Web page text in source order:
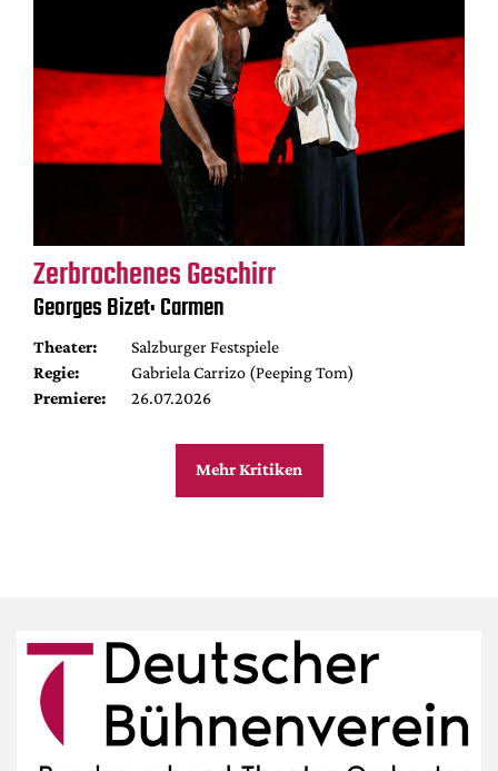
Zerbrochenes Geschirr
Georges Bizet: Carmen
Theater:
Salzburger Festspiele
Regie:
Gabriela Carrizo (Peeping Tom)
Premiere:
26.07.2026
Mehr Kritiken